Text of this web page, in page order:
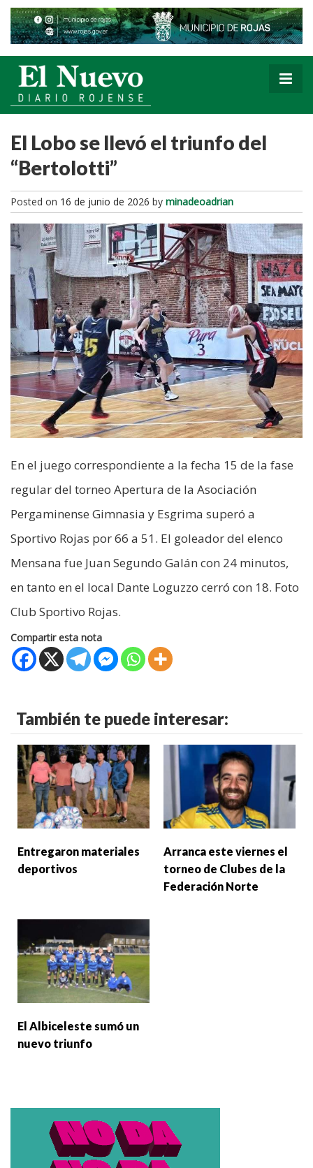
El Lobo se llevó el triunfo del
“Bertolotti”
Posted on 16 de junio de 2026 by minadeoadrian
En el juego correspondiente a la fecha 15 de la fase
regular del torneo Apertura de la Asociación
Pergaminense Gimnasia y Esgrima superó a
Sportivo Rojas por 66 a 51. El goleador del elenco
Mensana fue Juan Segundo Galán con 24 minutos,
en tanto en el local Dante Loguzzo cerró con 18. Foto
Club Sportivo Rojas.
Compartir esta nota
También te puede interesar:
Entregaron materiales
deportivos
Arranca este viernes el
torneo de Clubes de la
Federación Norte
El Albiceleste sumó un
nuevo triunfo